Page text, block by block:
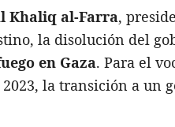
Khaliq al-Farra,
la disolución del
en Gaza. Para el
la transición a un